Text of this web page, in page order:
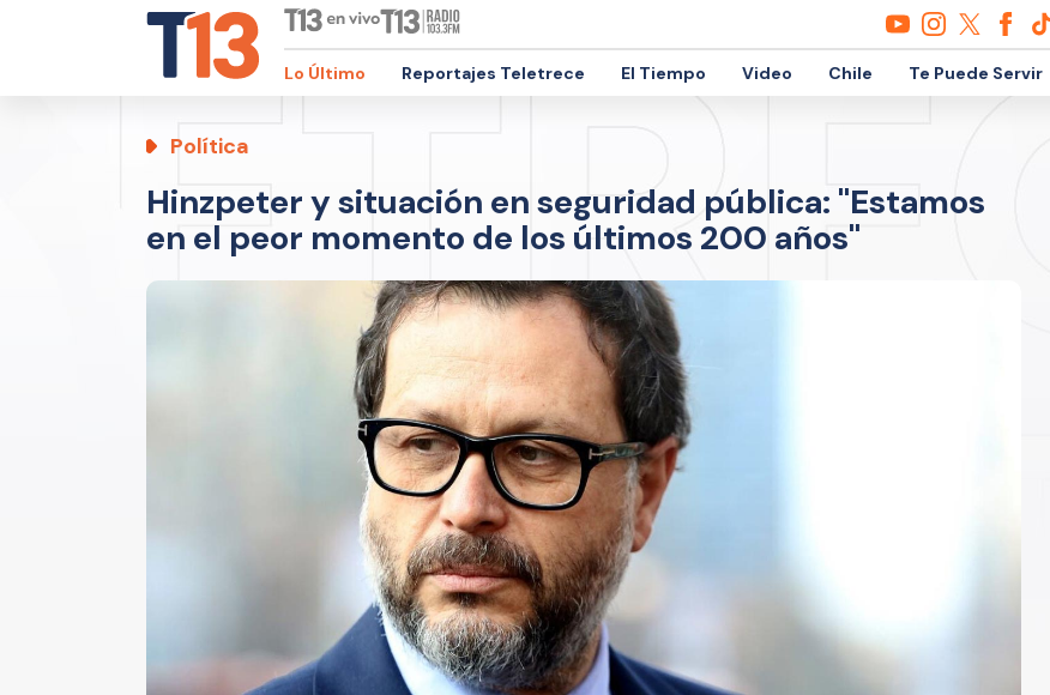
Lo Último Reportajes Teletrece El Tiempo Video Chile Te Puede Servir
Política
Hinzpeter y situación en seguridad pública: "Estamos
en el peor momento de los últimos 200 años"